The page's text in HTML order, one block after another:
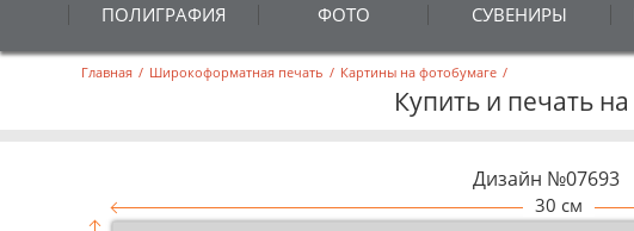
ПОЛИГРАФИЯ ФОТО СУВЕНИРЫ
Главная / Широкоформатная печать / Картины на фотобумаге /
Купить и печать
Дизайн №07693
30 см